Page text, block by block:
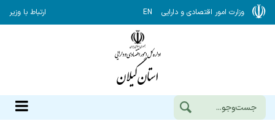
وزارت امور اقتصادی و دارایی EN ارتباط با وزیر